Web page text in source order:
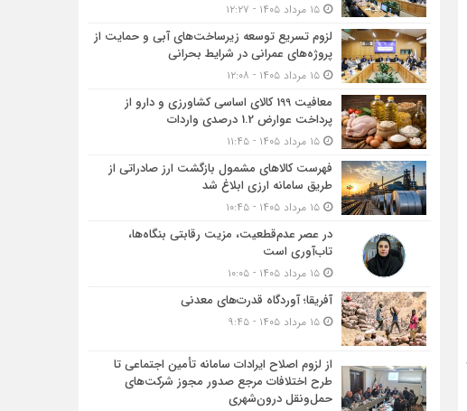
۱۵ مرداد ۱۴۰۵ - ۱۲:۲۷
لزوم تسریع توسعه زیرساخت‌های آبی و حمایت از
پروژه‌های عمرانی در شرایط بحرانی
۱۵ مرداد ۱۴۰۵ - ۱۲:۰۸
معافیت 199 کالای اساسی کشاورزی و دارو از
پرداخت عوارض 1.2 درصدی واردات
۱۵ مرداد ۱۴۰۵ - ۱۱:۴۵
فهرست کالاهای مشمول بازگشت ارز صادراتی از
طریق سامانه ارزی ابلاغ شد
۱۵ مرداد ۱۴۰۵ - ۱۰:۴۵
در عصر عدم‌قطعیت، مزیت رقابتی بنگاه‌ها،
تاب‌آوری است
۱۵ مرداد ۱۴۰۵ - ۱۰:۰۵
آفریقا؛ آوردگاه قدرت‌های معدنی
۱۵ مرداد ۱۴۰۵ - ۹:۴۵
از لزوم اصلاح ایرادات سامانه تأمین اجتماعی تا
طرح اختلافات مرجع صدور مجوز شرکت‌های
حمل‌ونقل درون‌شهری